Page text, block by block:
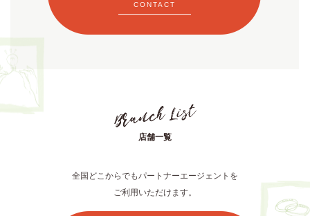
CONTACT
店舗一覧
全国どこからでもパートナーエージェントを
ご利用いただけます。